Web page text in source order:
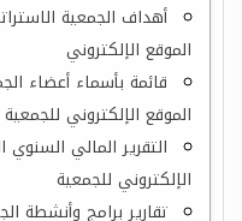
أهداف الجمعية
الموقع الإلكتروني
قائمة بأسماء أعضاء
الموقع الإلكتروني للجمعية
التقرير المالي
الإلكتروني للجمعية
تقارير برامج وأنشطة